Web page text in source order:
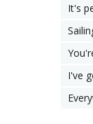
It's
I've